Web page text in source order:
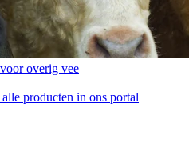
overig vee
producten in ons portal